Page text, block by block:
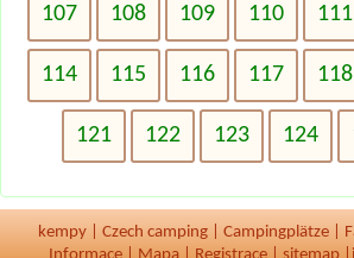
107 108 109 110 111
114 115 116 117 118
121 122 123 124
kempy Czech camping Campingplätze